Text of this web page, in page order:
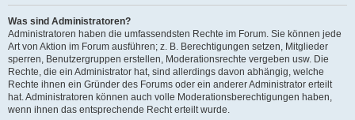
Was sind Administratoren?
Administratoren haben die umfassendsten Rechte im Forum. Sie können jede
Art von Aktion im Forum ausführen; z. B. Berechtigungen setzen, Mitglieder
sperren, Benutzergruppen erstellen, Moderationsrechte vergeben usw. Die
Rechte, die ein Administrator hat, sind allerdings davon abhängig, welche
Rechte ihnen ein Gründer des Forums oder ein anderer Administrator erteilt
hat. Administratoren können auch volle Moderationsberechtigungen haben,
wenn ihnen das entsprechende Recht erteilt wurde.